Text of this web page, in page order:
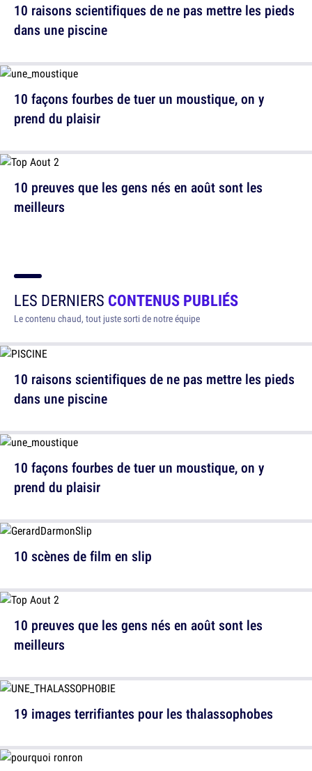
10 raisons scientifiques de ne pas mettre les pieds
dans une piscine
10 preuves que les gens nés en août sont les
meilleurs
10 façons fourbes de tuer un moustique, on y
prend du plaisir
LES DERNIERS CONTENUS PUBLIÉS
Le contenu chaud, tout juste sorti de notre équipe
10 raisons scientifiques de ne pas mettre les pieds
dans une piscine
10 scènes de film en slip
19 images terrifiantes pour les thalassophobes
10 façons fourbes de tuer un moustique, on y
prend du plaisir
10 preuves que les gens nés en août sont les
meilleurs